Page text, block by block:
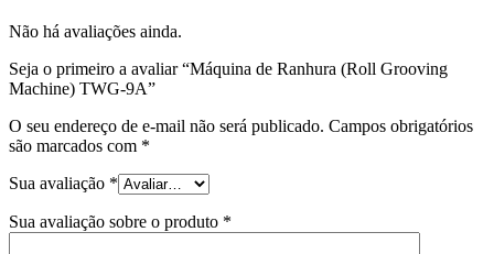
Não há avaliações ainda.
Seja o primeiro a avaliar “Máquina de Ranhura (Roll Grooving
Machine) TWG-9A”
O seu endereço de e-mail não será publicado. Campos obrigatórios
são marcados com *
Sua avaliação *
Sua avaliação sobre o produto *